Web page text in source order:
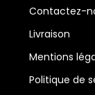
Contactez-
Livraison
Mentions
Politique de